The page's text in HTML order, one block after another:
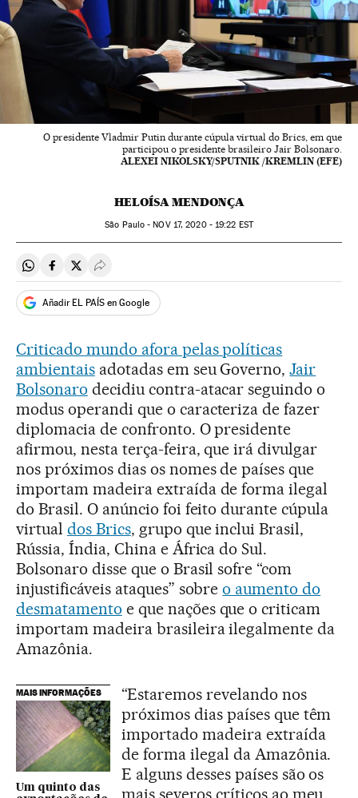
O presidente Vladmir Putin durante cúpula virtual do Brics, em que
participou o presidente brasileiro Jair Bolsonaro.
ALEXEI NIKOLSKY/SPUTNIK /KREMLIN (EFE)
HELOÍSA MENDONÇA
São Paulo - NOV17, 2020 - 19:22 EST
Compartir en Whatsapp
Compartir en Facebook
Compartir en Twitter
Desplegar Redes Sociales
Añadir EL PAÍS en Google
Criticado mundo afora pelas políticas
ambientaisadotadas em seu Governo,Jair
Bolsonaro decidiu contra-atacar seguindo o
modus operandi que o caracteriza de fazer
diplomacia de confronto. O presidente
afirmou, nesta terça-feira, que irá divulgar
nos próximos dias os nomes de países que
importam madeira extraída de forma ilegal
do Brasil. O anúncio foi feito durante cúpula
virtual dos Brics, grupo que inclui Brasil,
Rússia, Índia, China e África do Sul.
Bolsonaro disse que o Brasil sofre “com
injustificáveis ataques” sobreo aumento do
desmatamento e que nações que o criticam
importam madeira brasileira ilegalmente da
Amazônia.
MAIS INFORMAÇÕES
Um quinto das
“Estaremos revelando nos
próximos dias países que têm
importado madeira extraída
de forma ilegal da Amazônia.
E alguns desses países são os
mais severos críticos ao meu